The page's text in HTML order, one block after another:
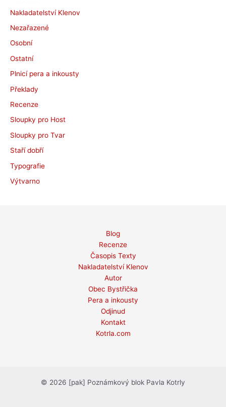
Nakladatelství Klenov
Nezařazené
Osobní
Ostatní
Plnicí pera a inkousty
Překlady
Recenze
Sloupky pro Host
Sloupky pro Tvar
Staří dobří
Typografie
Výtvarno
Blog
Recenze
Časopis Texty
Nakladatelství Klenov
Autor
Obec Bystřička
Pera a inkousty
Odjinud
Kontakt
Kotrla.com
© 2026 [pak] Poznámkový blok Pavla Kotrly